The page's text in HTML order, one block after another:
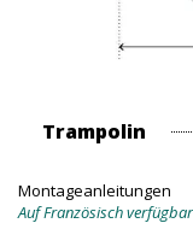
Trampolin
Montageanleitungen
Auf Französisch verfügbar